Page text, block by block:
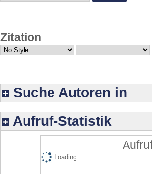
Zitation
Suche Autoren in
Aufruf-Statistik
Loading...